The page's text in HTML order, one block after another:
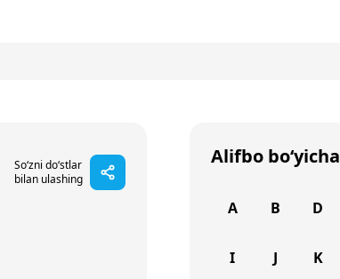
So‘zni do‘stlar
bilan ulashing
Alifbo bo‘yicha
A B D
I J K